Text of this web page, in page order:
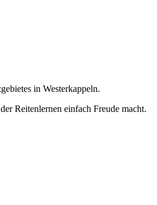
in Westerkappeln.
Reitenlernen einfach Freude macht.